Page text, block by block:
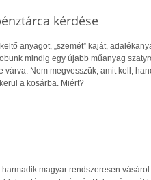
kérdése
anyagot, „szemét” kaját,
mindig egy újabb műanyag
várva. Nem megvesszük, amit kell,
a kosárba. Miért?
harmadik magyar rendszeresen